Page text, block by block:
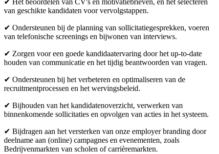
✔ Het beoordelen van CV's en motivatiebrieven, en het selecteren
van geschikte kandidaten voor vervolgstappen.
✔ Ondersteunen bij de planning van sollicitatiegesprekken, voeren
van telefonische screenings en bijwonen van interviews.
✔ Zorgen voor een goede kandidaatervaring door het up-to-date
houden van communicatie en het tijdig beantwoorden van vragen.
✔ Ondersteunen bij het verbeteren en optimaliseren van de
recruitmentprocessen en het wervingsbeleid.
✔ Bijhouden van het kandidatenoverzicht, verwerken van
binnenkomende sollicitaties en opvolgen van acties in het systeem.
✔ Bijdragen aan het versterken van onze employer branding door
deelname aan (online) campagnes en evenementen, zoals
Bedrijvenmarkten van scholen of carrièremarkten.